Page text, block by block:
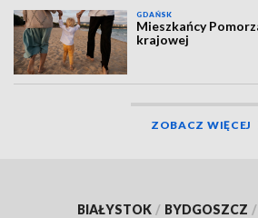
GDAŃSK
Mieszkańcy
krajowej
ZOBACZ WIĘCEJ
BIAŁYSTOK / BYDGOSZCZ /